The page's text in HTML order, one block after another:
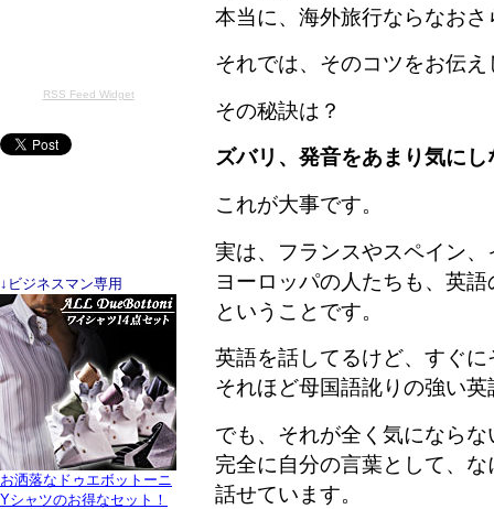
本当に、海外旅行ならなお
それでは、そのコツをお伝え
その秘訣は？
ズバリ、発音をあまり気にし
これが大事です。
実は、フランスやスペイン
ヨーロッパの人たちも、英
ということです。
英語を話してるけど、すぐ
それほど母国語訛りの強い
でも、それが全く気にならな
完全に自分の言葉として、
話せています。
RSS Feed Widget
↓ビジネスマン専用
お洒落なドゥエボットーニ
Yシャツのお得なセット！